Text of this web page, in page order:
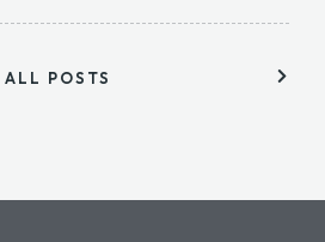
ALL POSTS